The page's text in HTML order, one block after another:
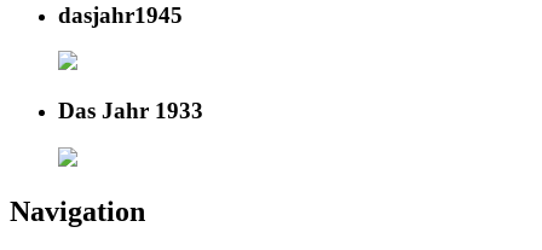
dasjahr1945
Das Jahr 1933
Navigation